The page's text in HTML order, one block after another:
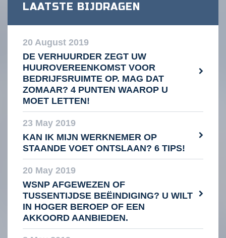
LAATSTE BIJDRAGEN
20 August 2019
DE VERHUURDER ZEGT UW
HUUROVEREENKOMST VOOR
BEDRIJFSRUIMTE OP. MAG DAT
ZOMAAR? 4 PUNTEN WAAROP U
MOET LETTEN!
23 May 2019
KAN IK MIJN WERKNEMER OP
STAANDE VOET ONTSLAAN? 6 TIPS!
20 May 2019
WSNP AFGEWEZEN OF
TUSSENTIJDSE BEËINDIGING? U WILT
IN HOGER BEROEP OF EEN
AKKOORD AANBIEDEN.